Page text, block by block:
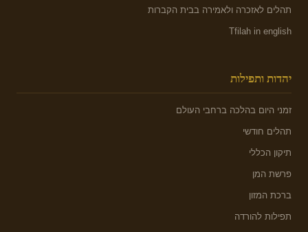
תהלים לאזכרה ולאמירה בבית הקברות
Tfilah in english
יהדות ותפילות
זמני היום בהלכה ברחבי העולם
תהלים חודשי
תיקון הכללי
פרשת המן
ברכת המזון
תפילות להורדה